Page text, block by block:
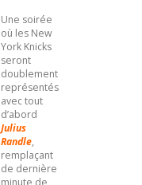
Une soirée
où les New
York Knicks
seront
doublement
représentés
avec tout
d’abord
Julius
Randle,
remplaçant
de dernière
minute de